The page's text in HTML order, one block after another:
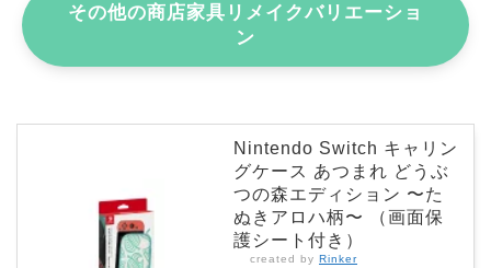
その他の商店家具リメイクバリエーショ
ン
Nintendo Switch キャリン
グケース あつまれ どうぶ
つの森エディション 〜た
ぬきアロハ柄〜 （画面保
護シート付き）
created by Rinker